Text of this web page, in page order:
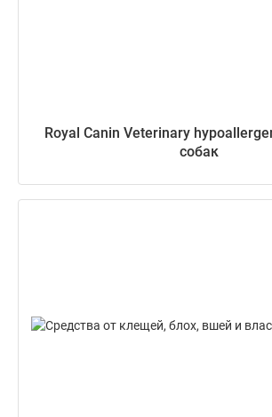
Royal Canin Veterinary
собак